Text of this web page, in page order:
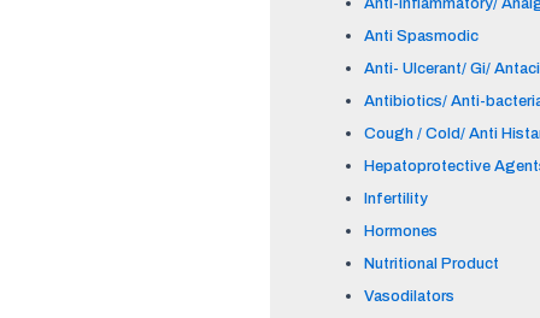
Anti Spasmodic
Anti- Ulcerant/ Gi/
Antibiotics/ Anti-
Cough / Cold/ Anti
Hepatoprotective
Infertility
Hormones
Nutritional Product
Vasodilators